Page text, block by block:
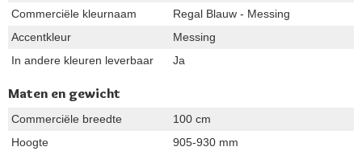
Commerciële kleurnaam
Regal Blauw - Messing
Accentkleur
Messing
In andere kleuren leverbaar
Ja
Maten en gewicht
Commerciële breedte
100 cm
Hoogte
905-930 mm